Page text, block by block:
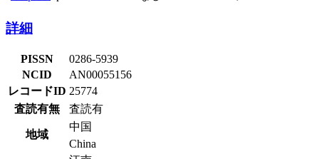
詳細
PISSN
0286-5939
NCID
AN00055156
レコードID 25774
査読有無
査読有
地域
中国
China